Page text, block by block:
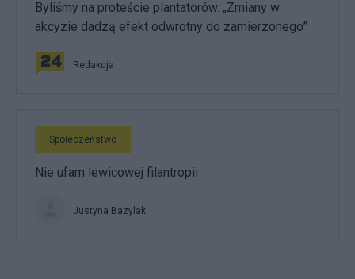
Byliśmy na proteście plantatorów. „Zmiany w
akcyzie dadzą efekt odwrotny do zamierzonego”
Redakcja
Społeczeństwo
Nie ufam lewicowej filantropii
Justyna Bazylak